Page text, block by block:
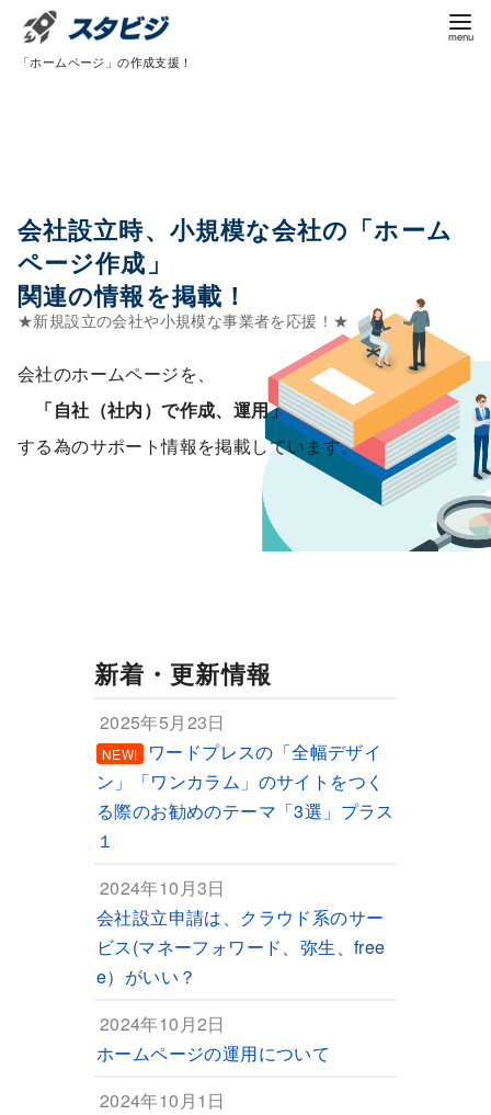
「ホームページ」の作成支援！
会社設立時、小規模な会社の「ホーム
ページ作成」
関連の情報を掲載！
会社のホームページを、
「自社（社内）で作成、運用」
する為のサポート情報を掲載しています。
新着・更新情報
2025年5月23日
NEW! ワードプレスの「全幅デザイ
ン」「ワンカラム」のサイトをつく
る際のお勧めのテーマ「3選」プラス
１
2024年10月3日
会社設立申請は、クラウド系のサー
ビス(マネーフォワード、弥生、free
e）がいい？
2024年10月2日
ホームページの運用について
2024年10月1日